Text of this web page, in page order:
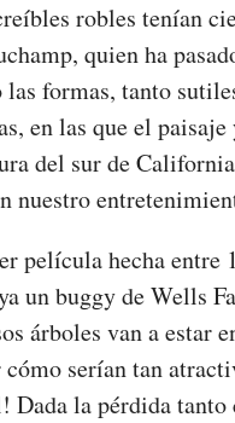
robles tenían
quien ha
las formas, tanto
en las que el
del sur de
nuestro
película hecha entre
un buggy de Wells
árboles van a estar
serían tan
Dada la pérdida tanto